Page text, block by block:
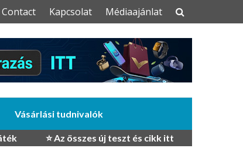
Contact Kapcsolat Médiaajánlat
Vásárlási tudnivalók
⭐ Az összes új teszt és cikk itt